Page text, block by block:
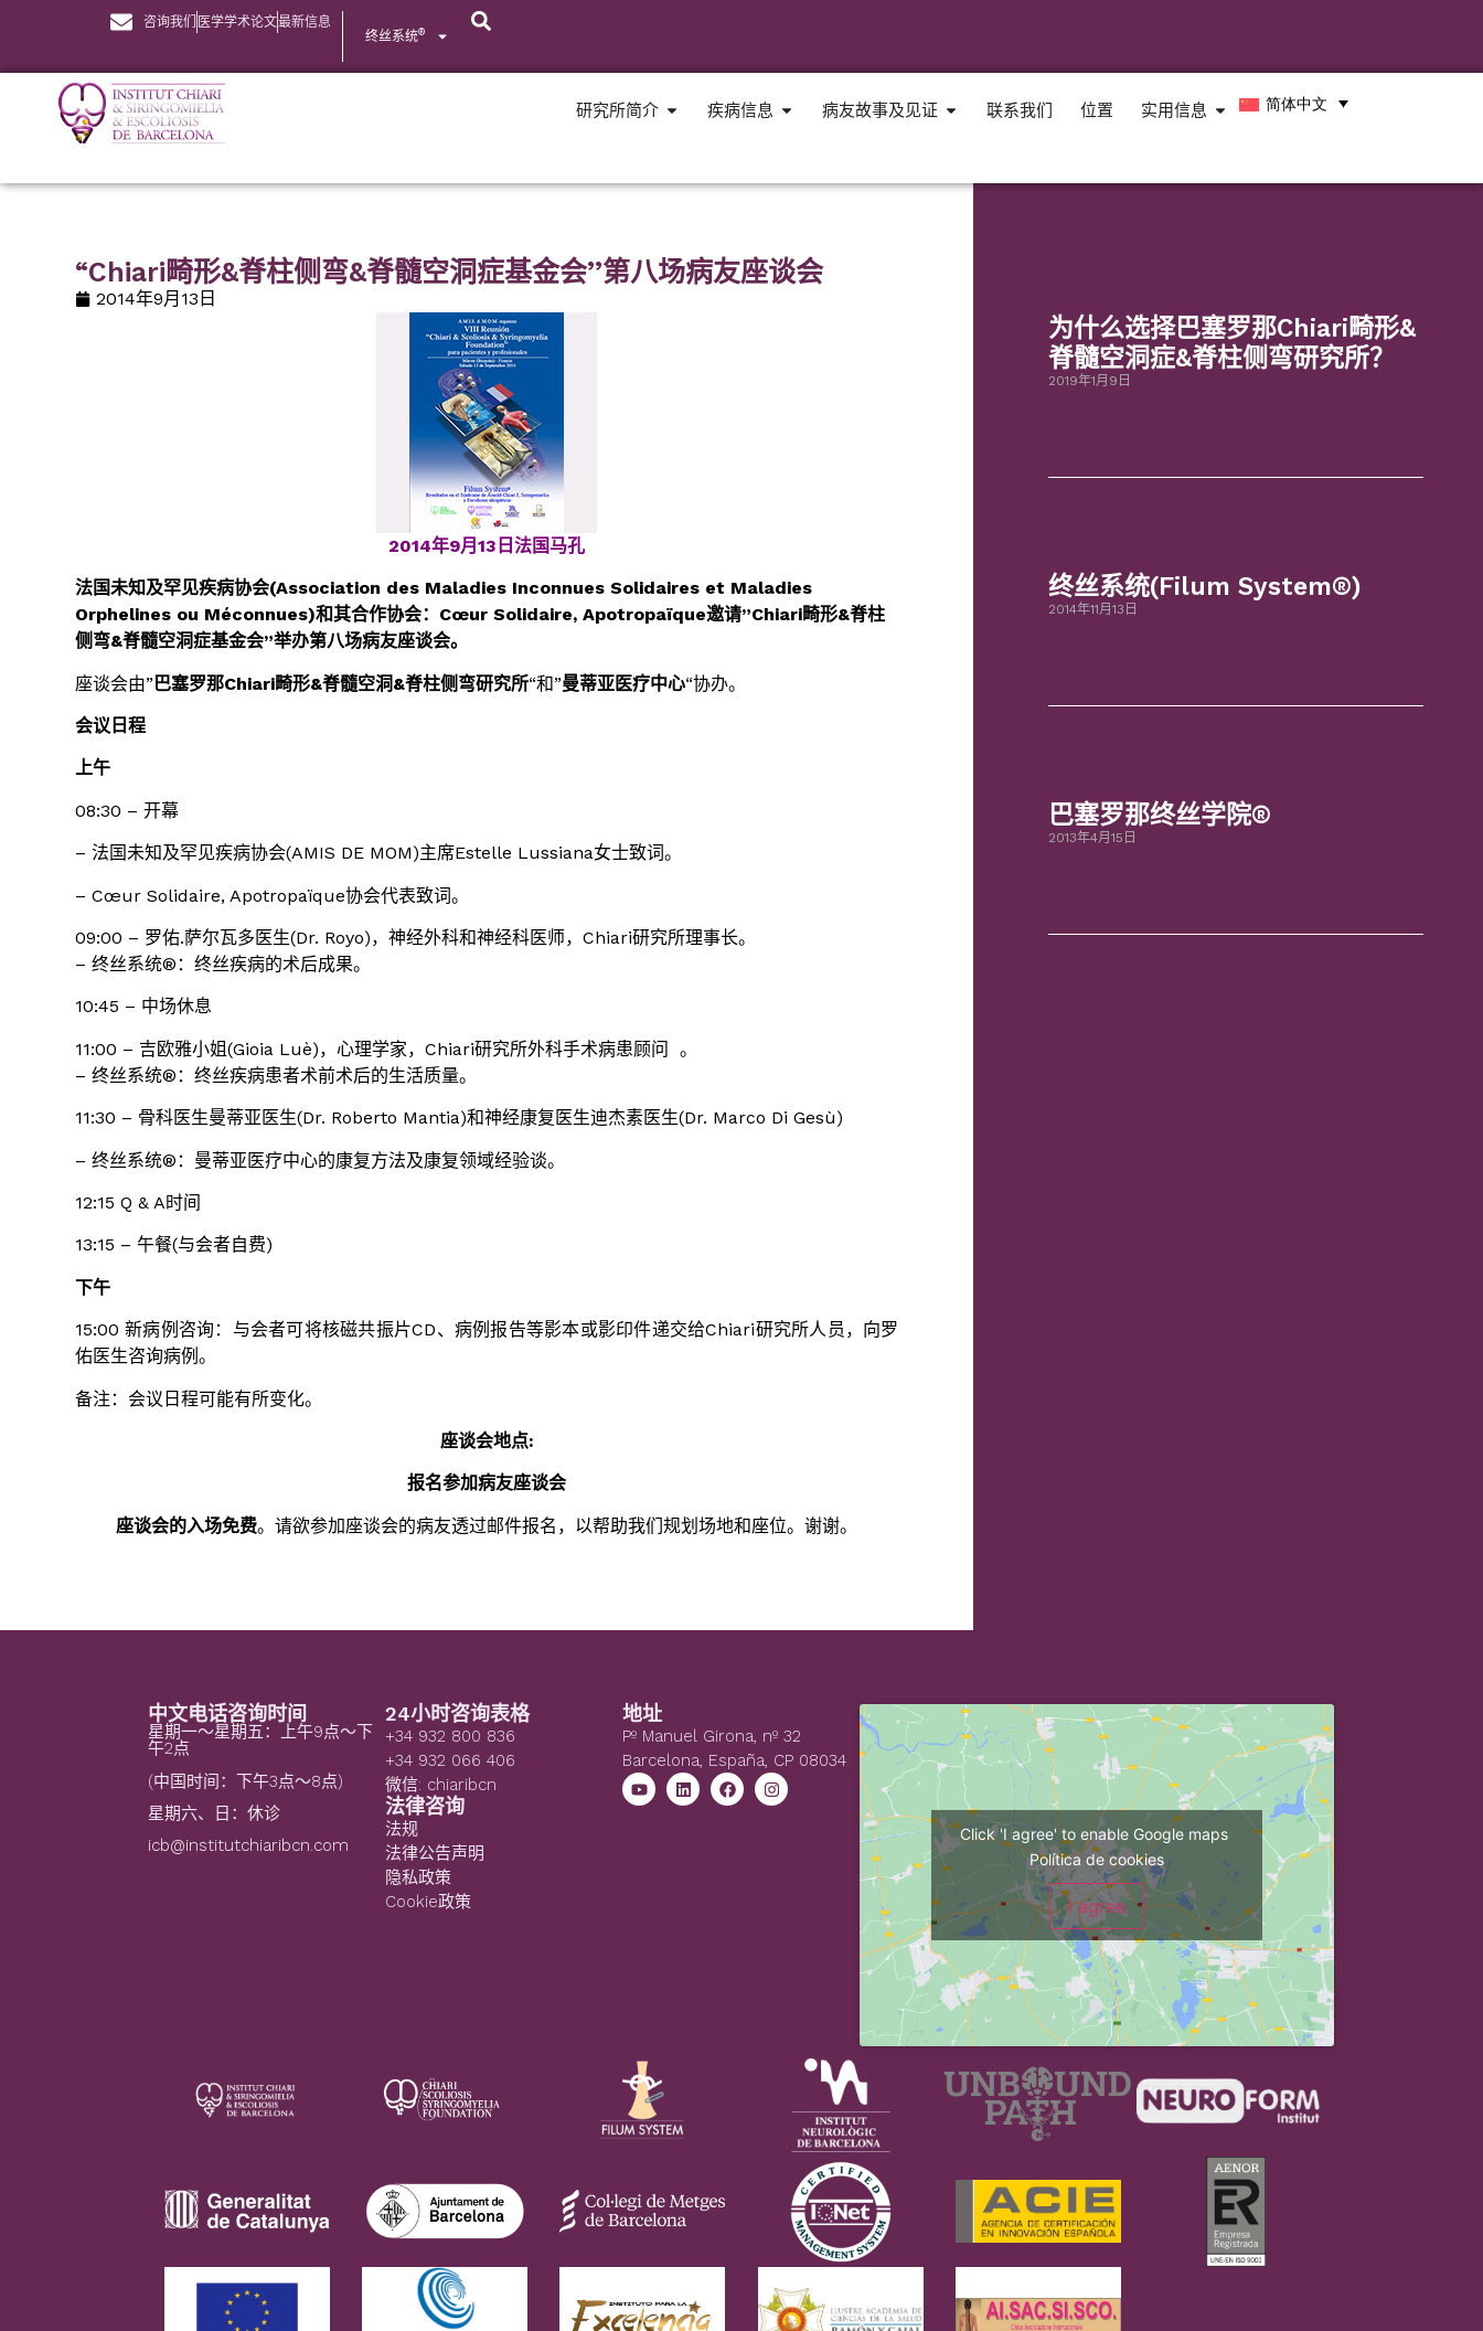
咨询我们 医学学术论文最新信息
终丝系统®
研究所简介 疾病信息 病友故事及见证 联系我们 位置 实用信息 简体中文
“Chiari畸形&脊柱侧弯&脊髓空洞症基金会’’第八场病友座谈会
2014年9月13日
2014年9月13日法国马孔
法国未知及罕见疾病协会(Association des Maladies Inconnues Solidaires et Maladies
Orphelines ou Méconnues)和其合作协会：Cœur Solidaire, Apotropaïque邀请”Chiari畸形&脊柱
侧弯&脊髓空洞症基金会”举办第八场病友座谈会。
座谈会由”巴塞罗那Chiari畸形&脊髓空洞&脊柱侧弯研究所“和”曼蒂亚医疗中心“协办。
会议日程
上午
08:30 – 开幕
– 法国未知及罕见疾病协会(AMIS DE MOM)主席Estelle Lussiana女士致词。
– Cœur Solidaire, Apotropaïque协会代表致词。
09:00 – 罗佑.萨尔瓦多医生(Dr. Royo)，神经外科和神经科医师，Chiari研究所理事长。
– 终丝系统®：终丝疾病的术后成果。
10:45 – 中场休息
11:00 – 吉欧雅小姐(Gioia Luè)，心理学家，Chiari研究所外科手术病患顾问 。
– 终丝系统®：终丝疾病患者术前术后的生活质量。
11:30 – 骨科医生曼蒂亚医生(Dr. Roberto Mantia)和神经康复医生迪杰素医生(Dr. Marco Di Gesù)
– 终丝系统®：曼蒂亚医疗中心的康复方法及康复领域经验谈。
12:15 Q & A时间
13:15 – 午餐(与会者自费)
下午
15:00 新病例咨询：与会者可将核磁共振片CD、病例报告等影本或影印件递交给Chiari研究所人员，向罗
佑医生咨询病例。
备注：会议日程可能有所变化。
座谈会地点:
报名参加病友座谈会
座谈会的入场免费。请欲参加座谈会的病友透过邮件报名，以帮助我们规划场地和座位。谢谢。
为什么选择巴塞罗那Chiari畸形&
脊髓空洞症&脊柱侧弯研究所？
2019年1月9日
终丝系统(Filum System®)
2014年11月13日
巴塞罗那终丝学院®
2013年4月15日
中文电话咨询时间
星期一～星期五：上午9点～下
午2点
(中国时间：下午3点～8点)
星期六、日：休诊
icb@institutchiaribcn.com
24小时咨询表格
+34 932 800 836
+34 932 066 406
微信: chiaribcn
法律咨询
法规
法律公告声明
隐私政策
Cookie政策
地址
Pº Manuel Girona, nº 32
Barcelona, España, CP 08034
Click 'I agree' to enable Google maps
Política de cookies
I agree